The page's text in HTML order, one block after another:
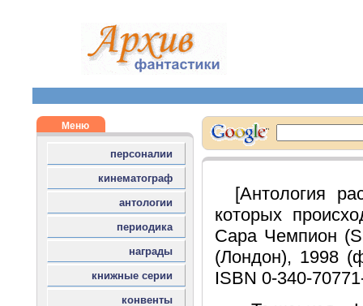
[Антология
которых
Сара Чемпион
(Лондон), 1998
ISBN 0-340-